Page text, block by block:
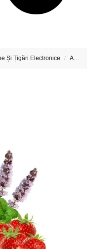
Și Țigări Electronice / Arome Concentrate Full Moon